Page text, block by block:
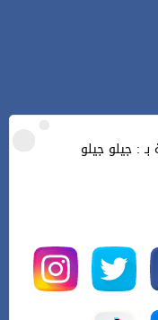
: جيلو جيلو